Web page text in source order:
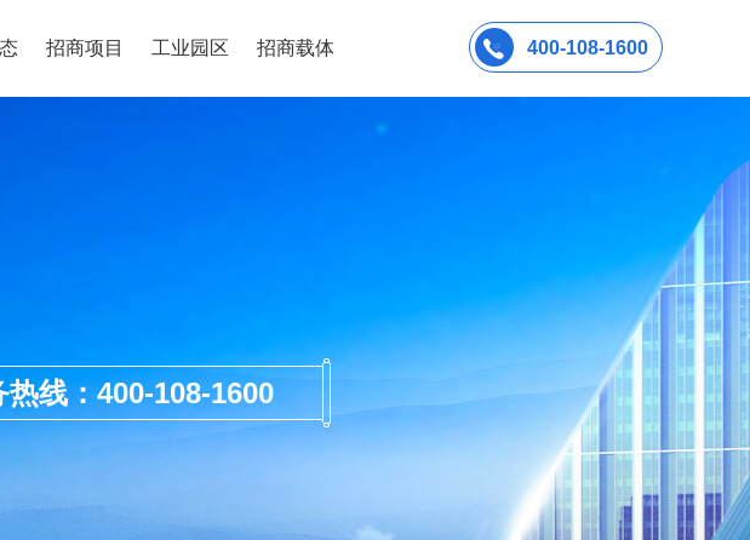
招商项目 工业园区 招商载体 400-108-1600
线：400-108-1600